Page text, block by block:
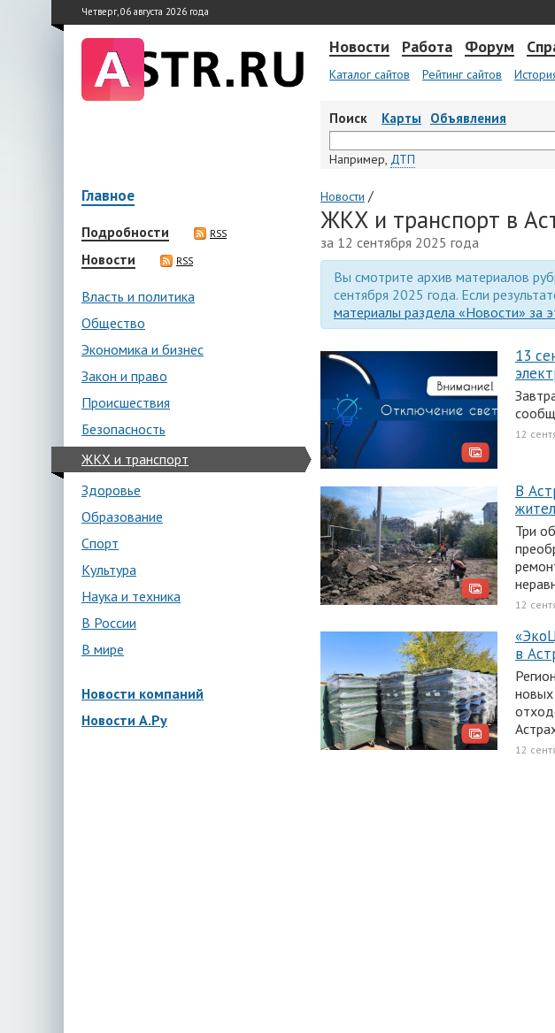
Четверг, 06 августа 2026 года
Новости Работа Форум
Каталог сайтов Рейтинг сайтов
Поиск Карты Объявления
Например, ДТП
Главное
Подробности RSS
Новости RSS
Власть и политика
Общество
Экономика и бизнес
Закон и право
Происшествия
Безопасность
ЖКХ и транспорт
Здоровье
Образование
Спорт
Культура
Наука и техника
В России
В мире
Новости компаний
Новости А.Ру
Новости /
ЖКХ и транспорт в
за 12 сентября 2025 года
Вы смотрите архив материалов
сентября 2025 года. Если
материалы раздела «Новости» за
13
12
В
Три
12
в
12